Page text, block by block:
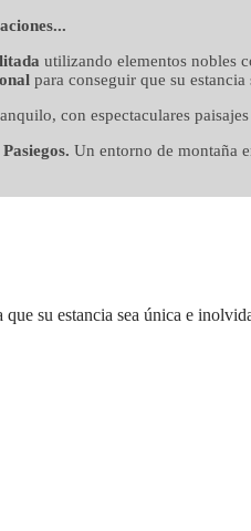
utilizando elementos nobles
para conseguir que su estancia
con espectaculares paisajes
Un entorno de montaña
su estancia sea única e